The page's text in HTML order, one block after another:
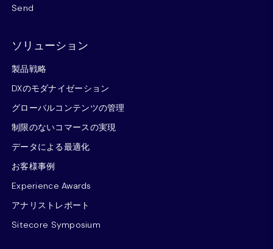
Send
ソリューション
製品戦略
DXのモダナイゼーション
グローバルコンテンツの管理
制限のないコマースの実現
データによる最適化
お客様事例
Experience Awards
アナリストレポート
Sitecore Symposium